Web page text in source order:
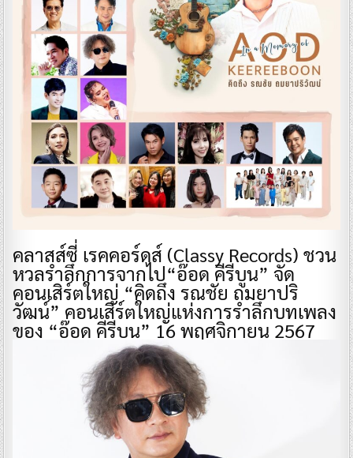
คลาสส์ซี่ เรคคอร์ดส์ (Classy Records) ชวน
หวลรำลึกการจากไป“อ๊อด คีรีบูน” จัด
คอนเสิร์ตใหญ่ “คิดถึง รณชัย ถมยาปริ
วัฒน์” คอนเสิร์ตใหญ่แห่งการรำลึกบทเพลง
ของ “อ๊อด คีรีบูน” 16 พฤศจิกายน 2567